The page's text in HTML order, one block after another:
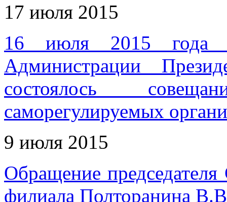
17 июля 2015
16 июля 2015 года в
Администрации
состоялось
саморегулируемых
9 июля 2015
Обращение
филиала Полторанина